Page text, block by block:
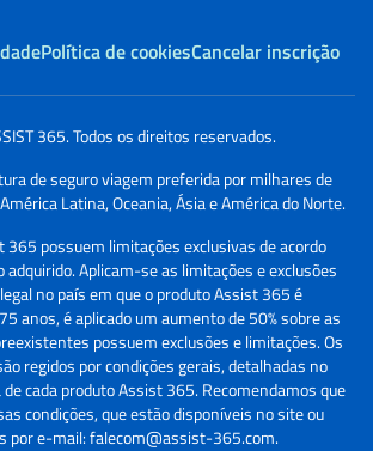
Política de cookiesCancelar inscrição
365. Todos os direitos reservados.
de seguro viagem preferida por milhares de
Latina, Oceania, Ásia e América do Norte.
365 possuem limitações exclusivas de acordo
adquirido. Aplicam-se as limitações e exclusões
no país em que o produto Assist 365 é
anos, é aplicado um aumento de 50% sobre as
possuem exclusões e limitações. Os
regidos por condições gerais, detalhadas no
cada produto Assist 365. Recomendamos que
condições, que estão disponíveis no site ou
por e-mail: falecom@assist-365.com.